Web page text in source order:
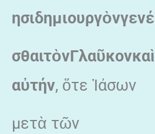
ησιδημιουργὸνγενέ
σθαιτὸνΓλαῦκονκαὶ
αὐτήν, ὅτε Ἰάσων
μετὰ τῶν